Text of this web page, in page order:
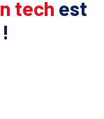
tech est